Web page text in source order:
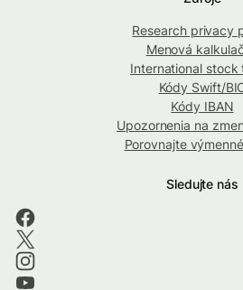
Research privacy
Menová
International stock
Kódy Swift/
Kódy IBAN
Upozornenia na
Porovnajte
Sledujte nás